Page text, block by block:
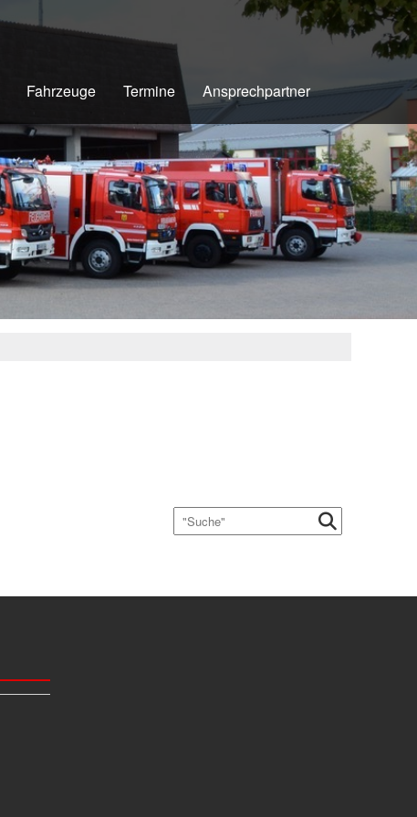
Fahrzeuge Termine Ansprechpartner